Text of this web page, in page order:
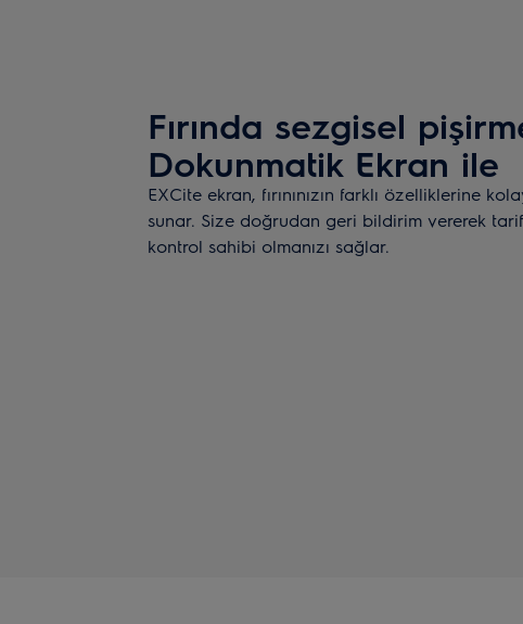
Fırında sezgisel
Dokunmatik Ekran ile
EXCite ekran, fırınınızın farklı özelliklerine
sunar. Size doğrudan geri bildirim vererek
kontrol sahibi olmanızı sağlar.